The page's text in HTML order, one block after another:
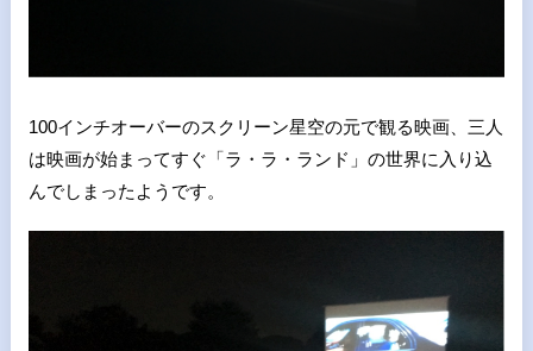
100インチオーバーのスクリーン星空の元で観る映画、三人
は映画が始まってすぐ「ラ・ラ・ランド」の世界に入り込
んでしまったようです。